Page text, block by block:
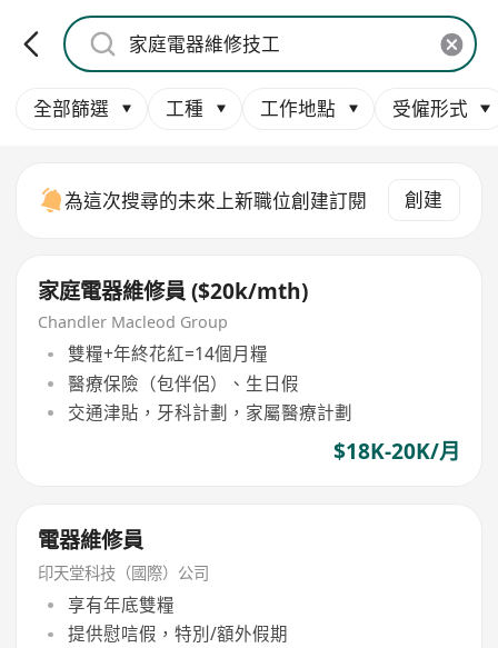
全部篩選 工種 工作地點 受僱形式
為這次搜尋的未來上新職位創建訂閱 創建
家庭電器維修員 ($20k/mth)
Chandler Macleod Group
雙糧+年終花紅=14個月糧
醫療保險（包伴侶）、生日假
交通津貼，牙科計劃，家屬醫療計劃
$18K-20K/月
電器維修員
印天堂科技（國際）公司
享有年底雙糧
提供慰唁假，特別/額外假期